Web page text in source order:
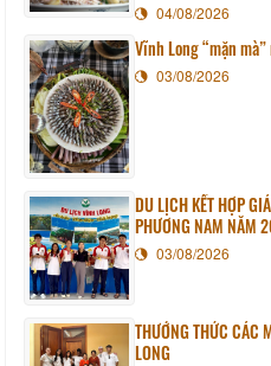
04/08/2026
Vĩnh Long “mặn
03/08/2026
DU LỊCH KẾT HỢP
PHƯƠNG NAM NĂM
03/08/2026
THƯỞNG THỨC CÁC
LONG